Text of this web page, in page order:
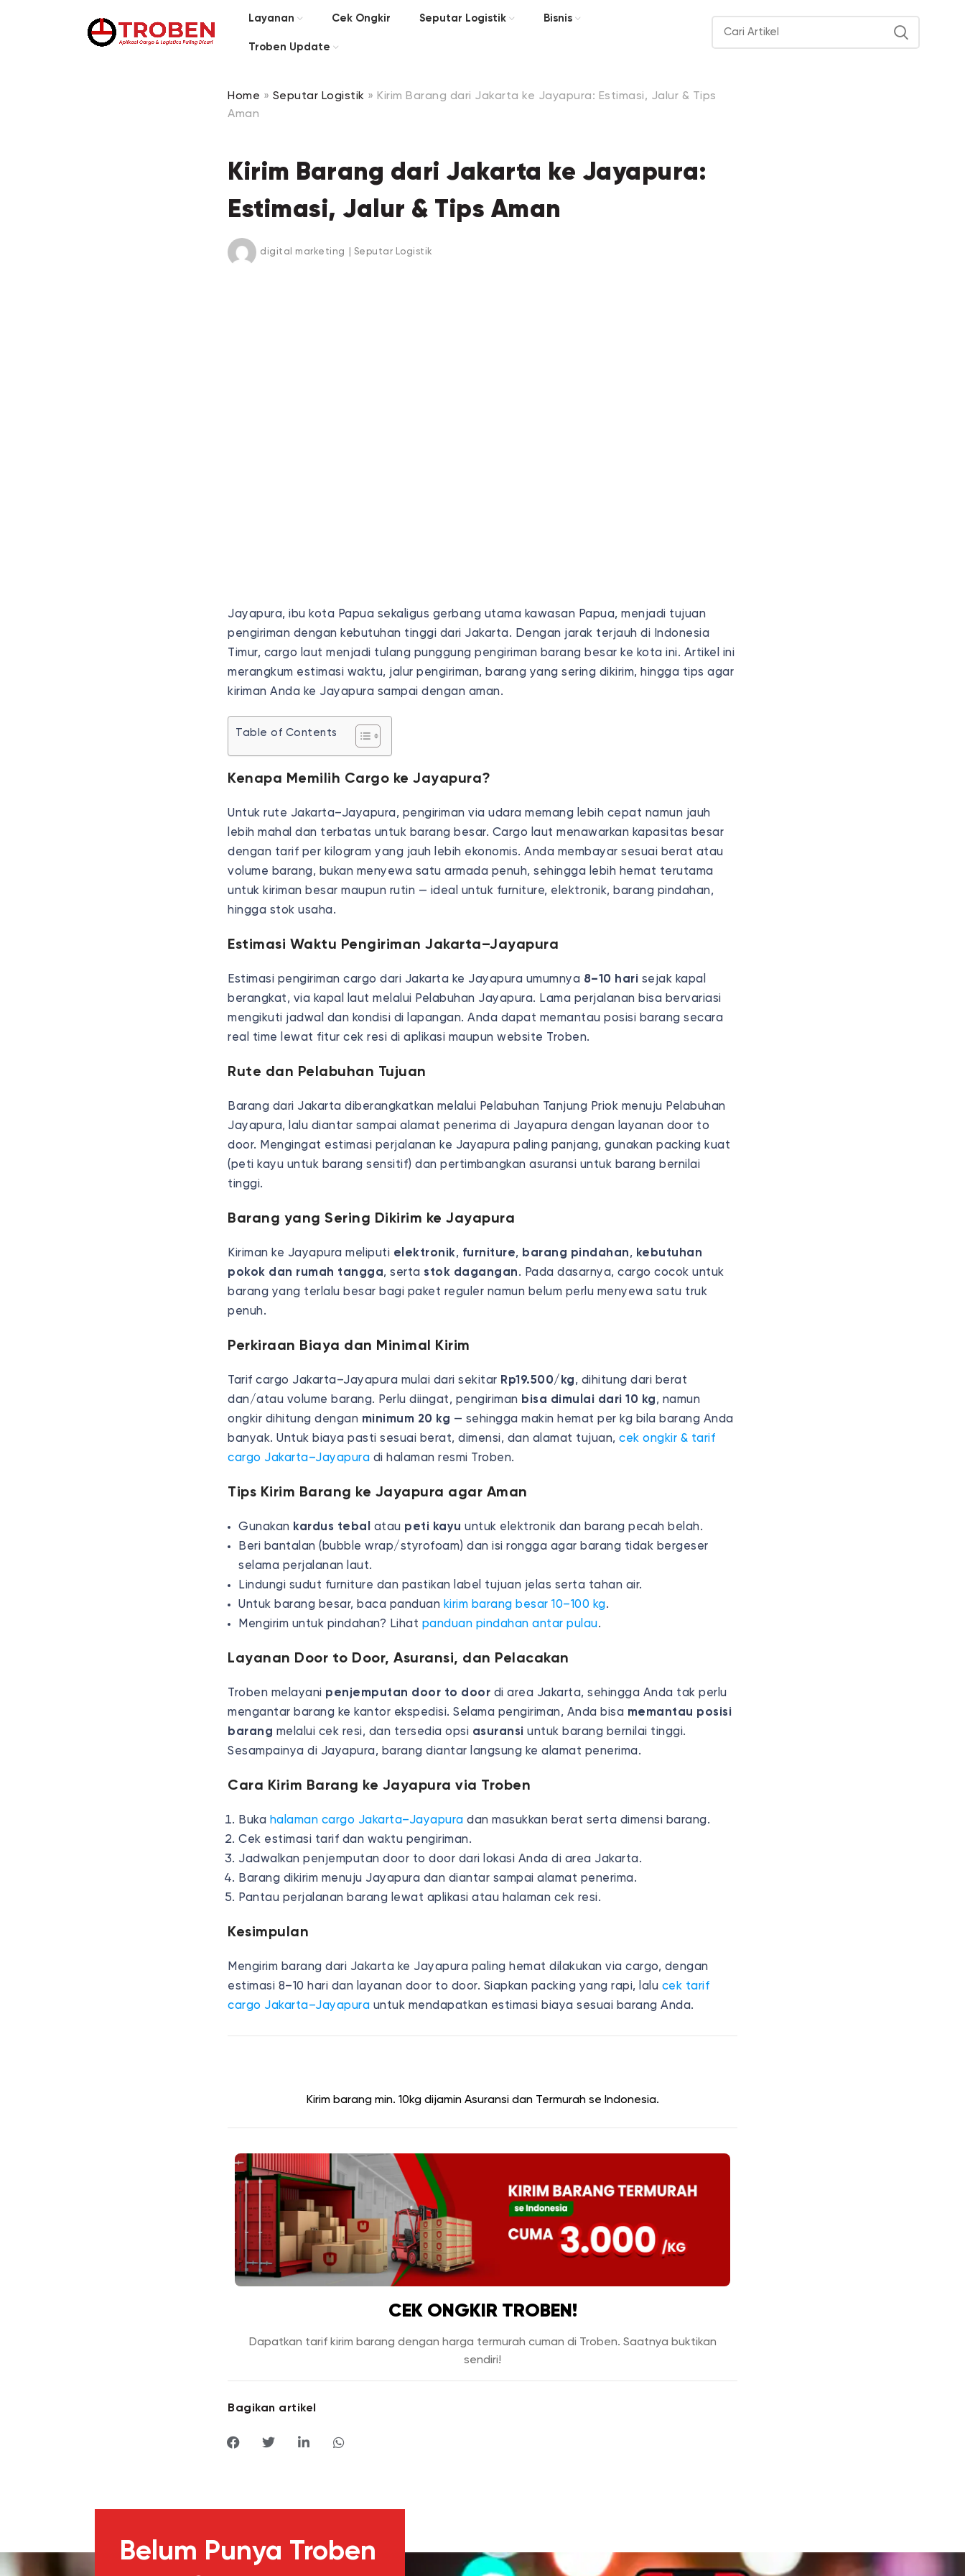
Layanan Cek Ongkir Seputar Logistik Bisnis
Troben Update
Home » Seputar Logistik » Kirim Barang dari Jakarta ke Jayapura: Estimasi, Jalur & Tips
Aman
Kirim Barang dari Jakarta ke Jayapura:
Estimasi, Jalur & Tips Aman
digital marketing Seputar Logistik
Jayapura, ibu kota Papua sekaligus gerbang utama kawasan Papua, menjadi tujuan
pengiriman dengan kebutuhan tinggi dari Jakarta. Dengan jarak terjauh di Indonesia
Timur, cargo laut menjadi tulang punggung pengiriman barang besar ke kota ini. Artikel ini
merangkum estimasi waktu, jalur pengiriman, barang yang sering dikirim, hingga tips agar
kiriman Anda ke Jayapura sampai dengan aman.
Table of Contents
Kenapa Memilih Cargo ke Jayapura?
Untuk rute Jakarta–Jayapura, pengiriman via udara memang lebih cepat namun jauh
lebih mahal dan terbatas untuk barang besar. Cargo laut menawarkan kapasitas besar
dengan tarif per kilogram yang jauh lebih ekonomis. Anda membayar sesuai berat atau
volume barang, bukan menyewa satu armada penuh, sehingga lebih hemat terutama
untuk kiriman besar maupun rutin — ideal untuk furniture, elektronik, barang pindahan,
hingga stok usaha.
Estimasi Waktu Pengiriman Jakarta–Jayapura
Estimasi pengiriman cargo dari Jakarta ke Jayapura umumnya 8–10 hari sejak kapal
berangkat, via kapal laut melalui Pelabuhan Jayapura. Lama perjalanan bisa bervariasi
mengikuti jadwal dan kondisi di lapangan. Anda dapat memantau posisi barang secara
real time lewat fitur cek resi di aplikasi maupun website Troben.
Rute dan Pelabuhan Tujuan
Barang dari Jakarta diberangkatkan melalui Pelabuhan Tanjung Priok menuju Pelabuhan
Jayapura, lalu diantar sampai alamat penerima di Jayapura dengan layanan door to
door. Mengingat estimasi perjalanan ke Jayapura paling panjang, gunakan packing kuat
(peti kayu untuk barang sensitif) dan pertimbangkan asuransi untuk barang bernilai
tinggi.
Barang yang Sering Dikirim ke Jayapura
Kiriman ke Jayapura meliputi elektronik, furniture, barang pindahan, kebutuhan
pokok dan rumah tangga, serta stok dagangan. Pada dasarnya, cargo cocok untuk
barang yang terlalu besar bagi paket reguler namun belum perlu menyewa satu truk
penuh.
Perkiraan Biaya dan Minimal Kirim
Tarif cargo Jakarta–Jayapura mulai dari sekitar Rp19.500/kg, dihitung dari berat
dan/atau volume barang. Perlu diingat, pengiriman bisa dimulai dari 10 kg, namun
ongkir dihitung dengan minimum 20 kg — sehingga makin hemat per kg bila barang Anda
banyak. Untuk biaya pasti sesuai berat, dimensi, dan alamat tujuan, cek ongkir & tarif
cargo Jakarta–Jayapura di halaman resmi Troben.
Tips Kirim Barang ke Jayapura agar Aman
Gunakan kardus tebal atau peti kayu untuk elektronik dan barang pecah belah.
Beri bantalan (bubble wrap/styrofoam) dan isi rongga agar barang tidak bergeser
selama perjalanan laut.
Lindungi sudut furniture dan pastikan label tujuan jelas serta tahan air.
Untuk barang besar, baca panduan kirim barang besar 10–100 kg.
Mengirim untuk pindahan? Lihat panduan pindahan antar pulau.
Layanan Door to Door, Asuransi, dan Pelacakan
Troben melayani penjemputan door to door di area Jakarta, sehingga Anda tak perlu
mengantar barang ke kantor ekspedisi. Selama pengiriman, Anda bisa memantau posisi
barang melalui cek resi, dan tersedia opsi asuransi untuk barang bernilai tinggi.
Sesampainya di Jayapura, barang diantar langsung ke alamat penerima.
Cara Kirim Barang ke Jayapura via Troben
Buka halaman cargo Jakarta–Jayapura dan masukkan berat serta dimensi barang.
Cek estimasi tarif dan waktu pengiriman.
Jadwalkan penjemputan door to door dari lokasi Anda di area Jakarta.
Barang dikirim menuju Jayapura dan diantar sampai alamat penerima.
Pantau perjalanan barang lewat aplikasi atau halaman cek resi.
Kesimpulan
Mengirim barang dari Jakarta ke Jayapura paling hemat dilakukan via cargo, dengan
estimasi 8–10 hari dan layanan door to door. Siapkan packing yang rapi, lalu cek tarif
cargo Jakarta–Jayapura untuk mendapatkan estimasi biaya sesuai barang Anda.
Kirim barang min. 10kg dijamin Asuransi dan Termurah se Indonesia.
CEK ONGKIR TROBEN!
Dapatkan tarif kirim barang dengan harga termurah cuman di Troben. Saatnya buktikan
sendiri!
Bagikan artikel
Belum Punya Troben